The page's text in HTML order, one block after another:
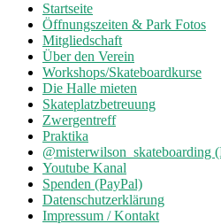
Startseite
Öffnungszeiten & Park Fotos
Mitgliedschaft
Über den Verein
Workshops/Skateboardkurse
Die Halle mieten
Skateplatzbetreuung
Zwergentreff
Praktika
@misterwilson_skateboarding
Youtube Kanal
Spenden (PayPal)
Datenschutzerklärung
Impressum / Kontakt